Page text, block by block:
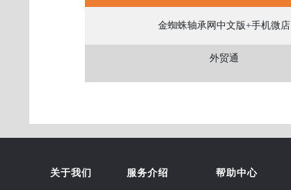
金蜘蛛轴承网中文版+手机微店
外贸通
关于我们 服务介绍 帮助中心